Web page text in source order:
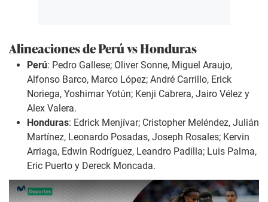
Alineaciones de Perú vs Honduras
Perú: Pedro Gallese; Oliver Sonne, Miguel Araujo,
Alfonso Barco, Marco López; André Carrillo, Erick
Noriega, Yoshimar Yotún; Kenji Cabrera, Jairo Vélez y
Alex Valera.
Honduras: Edrick Menjívar; Cristopher Meléndez, Julián
Martínez, Leonardo Posadas, Joseph Rosales; Kervin
Arriaga, Edwin Rodríguez, Leandro Padilla; Luis Palma,
Eric Puerto y Dereck Moncada.